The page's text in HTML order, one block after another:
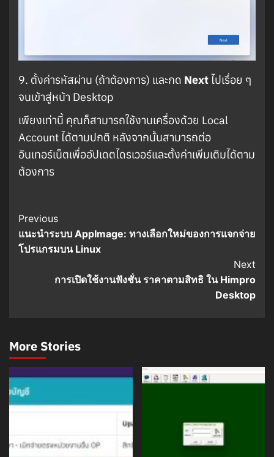
9. ตั้งค่ารหัสผ่าน (ถ้าต้องการ) และกด Next ไปเรื่อย ๆ
จนเข้าสู่หน้า Desktop
เพียงเท่านี้ คุณก็สามารถใช้งานเครื่องด้วย Local
Account ได้ตามปกติ หลังจากนั้นสามารถต่อ
อินเทอร์เน็ตเพื่ออัปเดตไดรเวอร์และตั้งค่าเพิ่มเติมได้ตาม
ต้องการ
Post
Navigation
Previous
แนะนำระบบ AppImage: ทางเลือกใหม่ของการแจกจ่าย
โปรแกรมบน Linux
Next
การเปิดใช้งานฟังชั่น ราคาตามสิทธิ ใน Himpro
Desktop
More Stories